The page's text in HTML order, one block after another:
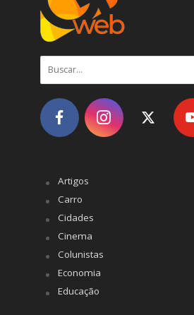
Artigos
Carro
Cidades
Cinema
Colunistas
Economia
Educação